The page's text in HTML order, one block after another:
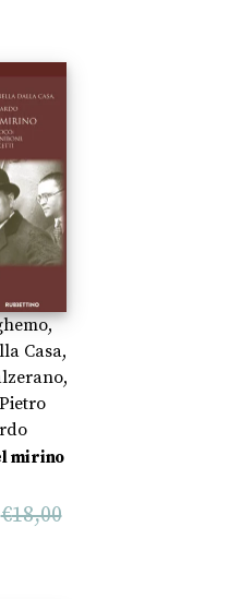
,
Casa,
,
mirino
€18,00